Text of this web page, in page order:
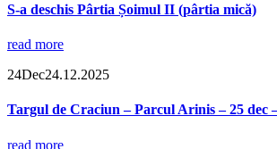
S-a deschis Pârtia Șoimul II (pârtia mică)
read more
24Dec24.12.2025
Targul de Craciun – Parcul Arinis – 25 dec
read more